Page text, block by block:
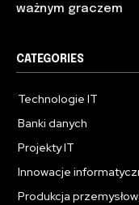
ważnym graczem
CATEGORIES
Technologie IT
Banki danych
Projekty IT
Innowacje
Produkcja